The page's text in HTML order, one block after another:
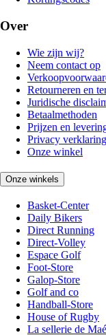
Over
Wie zijn wij?
Neem contact op
Retourneren en
Juridische
Betaalmethoden
Prijzen en
Privacy verklaring
Onze winkel
Onze winkels
Basket-Center
Daily Bikers
Direct Running
Direct-Volley
Espace Golf
Foot-Store
Galop-Store
Golf and co
Handball-Store
House of Rugby
La sellerie de Maé